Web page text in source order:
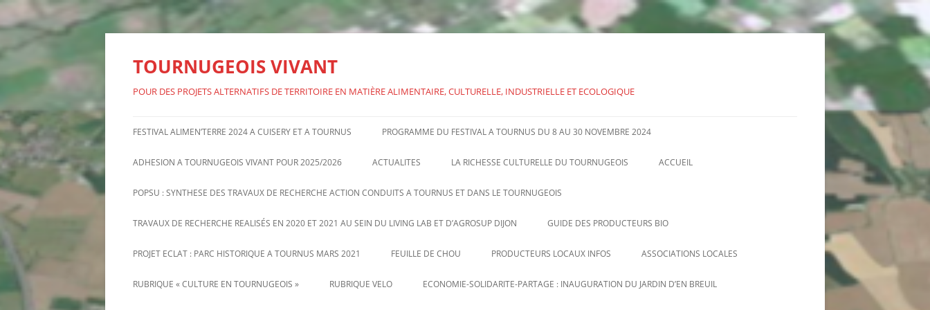
Aller
contenu
TOURNUGEOIS VIVANT
POUR DES PROJETS ALTERNATIFS DE TERRITOIRE EN MATIÈRE ALIMENTAIRE, CULTURELLE, INDUSTRIELLE ET ECOLOGIQUE
FESTIVAL ALIMEN’TERRE 2024 A CUISERY ET A TOURNUS PROGRAMME DU FESTIVAL A TOURNUS DU 8 AU 30 NOVEMBRE 2024
FESTIVAL ALIMEN’TERRE 2024 –
SAVARIN
ADHESION A TOURNUGEOIS VIVANT POUR 2025/2026 ACTUALITES LA RICHESSE CULTURELLE DU TOURNUGEOIS ACCUEIL
POPSU : SYNTHESE DES TRAVAUX DE RECHERCHE ACTION CONDUITS A TOURNUS ET DANS LE TOURNUGEOIS
TRAVAUX DE RECHERCHE REALISÉS EN 2020 ET 2021 AU SEIN DU LIVING LAB ET D’AGROSUP DIJON GUIDE DES PRODUCTEURS BIO
PROJET ECLAT : PARC HISTORIQUE A TOURNUS MARS 2021
INFORMATIONS RECENTES SUR
FEUILLE DE CHOU
FEUILLE DE CHOU DE TV N°8
PRODUCTEURS LOCAUX INFOS
VENTES DIRECTES PAR
ASSOCIATIONS LOCALES
AMAP DE NIZEREL
RUBRIQUE « CULTURE EN TOURNUGEOIS » RUBRIQUE VELO ECONOMIE-SOLIDARITE-PARTAGE : INAUGURATION DU JARDIN D’EN BREUIL